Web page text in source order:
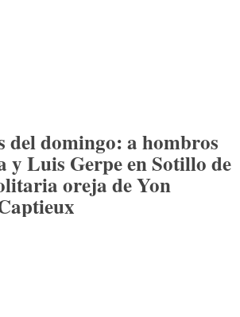
del domingo: a hombros
y Luis Gerpe en Sotillo de
oreja de Yon